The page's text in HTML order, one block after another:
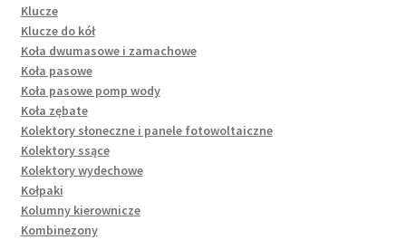
Klucze
Klucze do kół
Koła dwumasowe i zamachowe
Koła pasowe
Koła pasowe pomp wody
Koła zębate
Kolektory słoneczne i panele fotowoltaiczne
Kolektory ssące
Kolektory wydechowe
Kołpaki
Kolumny kierownicze
Kombinezony